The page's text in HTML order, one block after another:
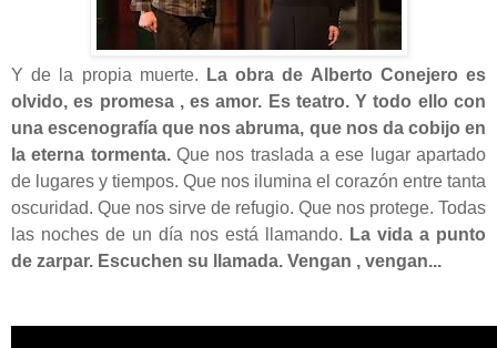
Y de la propia muerte.
La obra de Alberto Conejero es
olvido, es promesa , es amor. Es teatro. Y todo ello con
una escenografía que nos abruma, que nos da cobijo en
la eterna tormenta. Que nos traslada a ese lugar apartado
de lugares y tiempos. Que nos ilumina el corazón entre tanta
oscuridad. Que nos sirve de refugio. Que nos protege. Todas
las noches de un día nos está llamando. La vida a punto
de zarpar. Escuchen su llamada. Vengan , vengan...